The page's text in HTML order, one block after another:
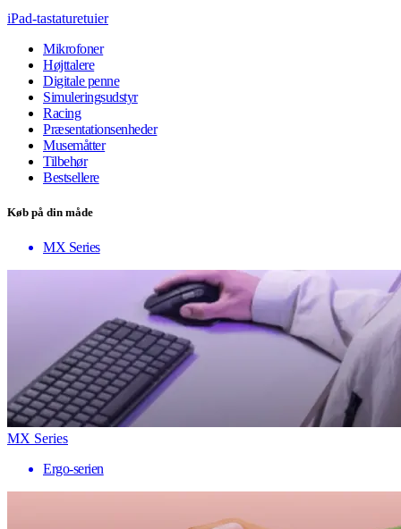
iPad-tastaturetuier
Mikrofoner
Højttalere
Digitale penne
Simuleringsudstyr
Racing
Præsentationsenheder
Musemåtter
Tilbehør
Bestsellere
Køb på din måde
MX Series
MX Series
Ergo-serien